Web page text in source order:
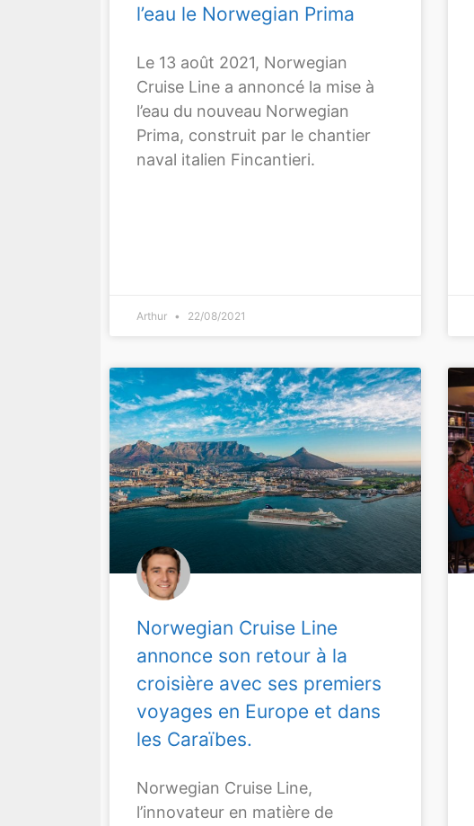
l’eau le Norwegian Prima
Le 13 août 2021, Norwegian
Cruise Line a annoncé la mise à
l’eau du nouveau Norwegian
Prima, construit par le chantier
naval italien Fincantieri.
Arthur 22/08/2021
Norwegian Cruise Line
annonce son retour à la
croisière avec ses premiers
voyages en Europe et dans
les Caraïbes.
Norwegian Cruise Line,
l’innovateur en matière de